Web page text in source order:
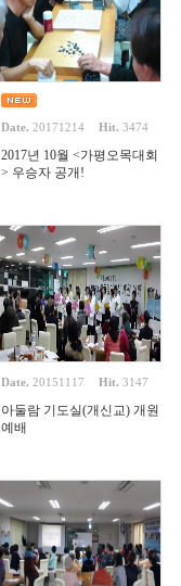
Date. 20171214 Hit. 3474
2017년 10월 <가평오목대회
> 우승자 공개!
Date. 20151117 Hit. 3147
아둘람 기도실(개신교) 개원
예배